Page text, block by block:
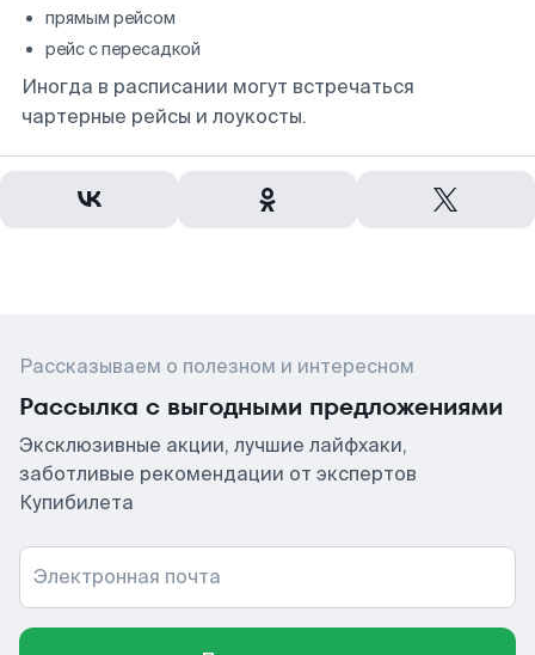
прямым рейсом
рейс с пересадкой
Иногда в расписании могут встречаться
чартерные рейсы и лоукосты.
Рассказываем о полезном и интересном
Рассылка с выгодными предложениями
Эксклюзивные акции, лучшие лайфхаки,
заботливые рекомендации от экспертов
Купибилета
Электронная почта